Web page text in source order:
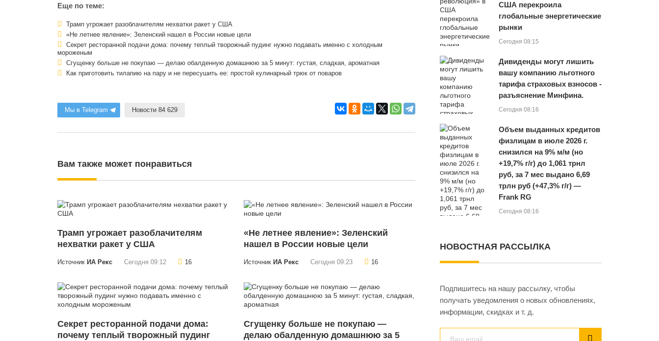
Еще по теме:
Трамп угрожает разоблачителям нехватки ракет у США
«Не летнее явление»: Зеленский нашел в России новые цели
Секрет ресторанной подачи дома: почему теплый творожный пудинг нужно подавать именно с холодным
мороженым
Сгущенку больше не покупаю — делаю обалденную домашнюю за 5 минут: густая, сладкая, ароматная
Как приготовить тилапию на пару и не пересушить ее: простой кулинарный трюк от поваров
Мы в Telegram Новости 84 629
Вам также может понравиться
Трамп угрожает разоблачителям
нехватки ракет у США
Источник ИА Рекс Сегодня 09:12 16
«Не летнее явление»: Зеленский
нашел в России новые цели
Источник ИА Рекс Сегодня 09:23 16
Секрет ресторанной подачи дома:
почему теплый творожный пудинг
Сгущенку больше не покупаю —
делаю обалденную домашнюю за 5
США перекроила
глобальные энергетические
рынки
Сегодня 08:15
Дивиденды могут лишить
вашу компанию льготного
тарифа страховых взносов -
разъяснение Минфина.
Сегодня 08:16
Объем выданных кредитов
физлицам в июле 2026 г.
снизился на 9% м/м (но
+19,7% г/г) до 1,061 трнл
руб, за 7 мес выдано 6,69
трлн руб (+47,3% г/г) —
Frank RG
Сегодня 08:16
НОВОСТНАЯ РАССЫЛКА
Подпишитесь на нашу рассылку, чтобы
получать уведомления о новых обновлениях,
информации, скидках и т. д.